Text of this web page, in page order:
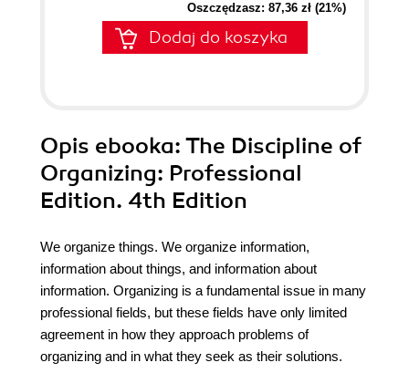
Oszczędzasz: 87,36 zł (21%)
Dodaj do koszyka
Opis ebooka: The Discipline of
Organizing: Professional
Edition. 4th Edition
We organize things. We organize information,
information about things, and information about
information. Organizing is a fundamental issue in many
professional fields, but these fields have only limited
agreement in how they approach problems of
organizing and in what they seek as their solutions.